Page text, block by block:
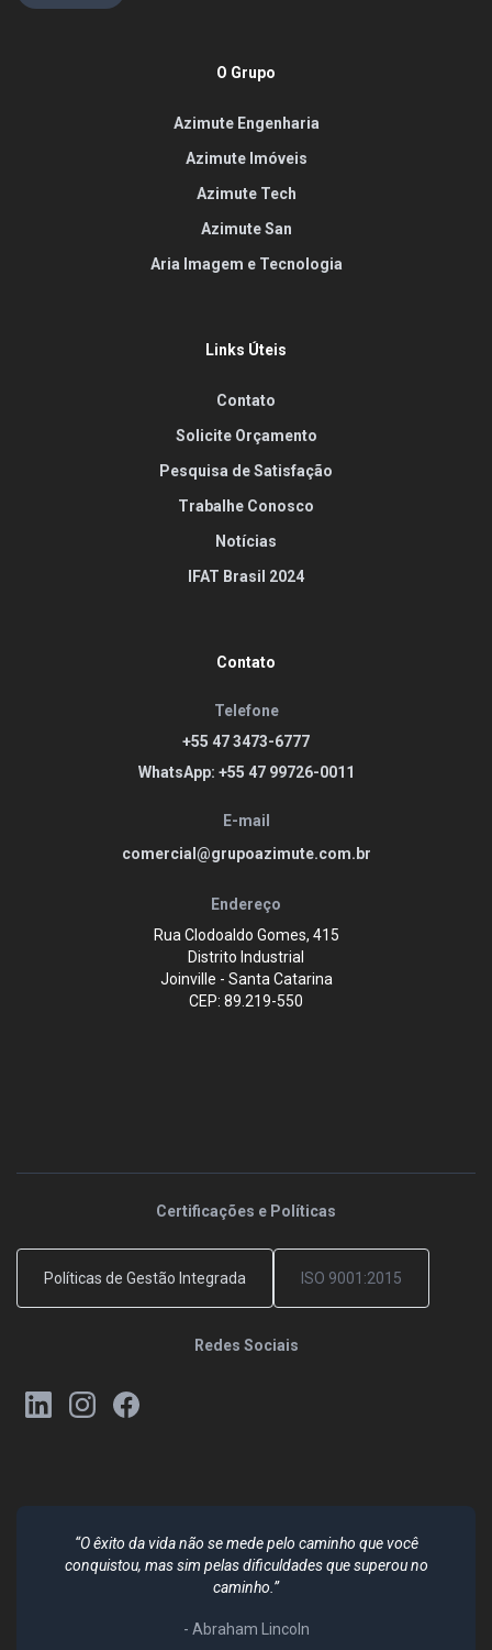
O Grupo
Azimute Engenharia
Azimute Imóveis
Azimute Tech
Azimute San
Aria Imagem e Tecnologia
Links Úteis
Contato
Solicite Orçamento
Pesquisa de Satisfação
Trabalhe Conosco
Notícias
IFAT Brasil 2024
Contato
Telefone
+55 47 3473-6777
WhatsApp: +55 47 99726-0011
E-mail
comercial@grupoazimute.com.br
Endereço
Rua Clodoaldo Gomes, 415
Distrito Industrial
Joinville - Santa Catarina
CEP: 89.219-550
Certificações e Políticas
Políticas de Gestão Integrada ISO 9001:2015
Redes Sociais
“O êxito da vida não se mede pelo caminho que você
conquistou, mas sim pelas dificuldades que superou no
caminho.”
- Abraham Lincoln